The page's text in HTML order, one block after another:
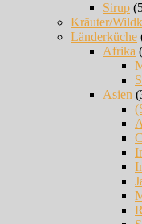
Sirup
Kräuter/
Länderküche
Afrika
Asien